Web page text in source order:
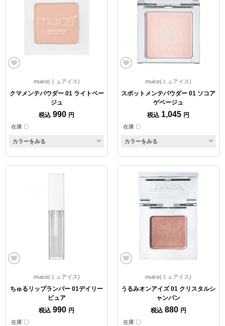
muice(ミュアイス)
クマメンテパウダー 01 ライトベー
ジュ
税込 990 円
在庫 〇
カラーをみる
muice(ミュアイス)
スポットメンテパウダー 01 ソコア
ゲベージュ
税込 1,045 円
在庫 〇
カラーをみる
muice(ミュアイス)
ちゅるリップランパー 01デイリー
ピュア
税込 990 円
在庫 〇
muice(ミュアイス)
うるみオンアイズ 01 クリスタルシ
ャンパン
税込 880 円
在庫 〇